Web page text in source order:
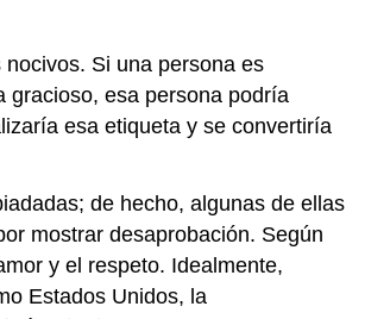
Si una persona es
gracioso, esa persona podría
esa etiqueta y se convertiría
de hecho, algunas de ellas
mostrar desaprobación. Según
y el respeto. Idealmente,
Estados Unidos, la